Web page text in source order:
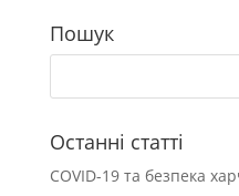
Пошук
Останні статті
COVID-19 та безпека